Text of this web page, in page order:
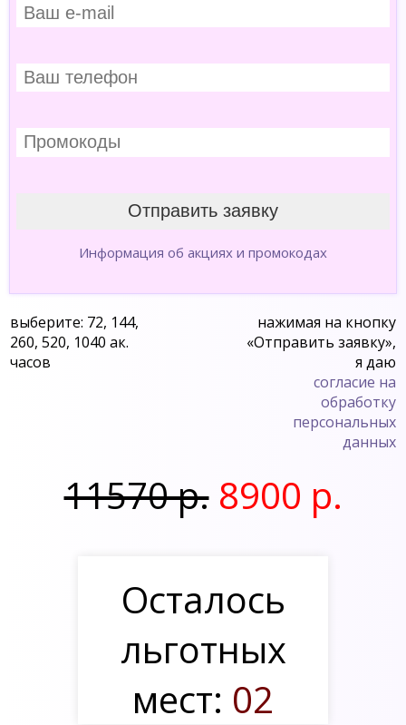
Информация об акциях и промокодах
выберите: 72, 144,
260, 520, 1040 ак.
часов
нажимая на кнопку
«Отправить заявку»,
я даю
согласие на
обработку
персональных
данных
11570 р. 8900 р.
Осталось
льготных
мест: 02